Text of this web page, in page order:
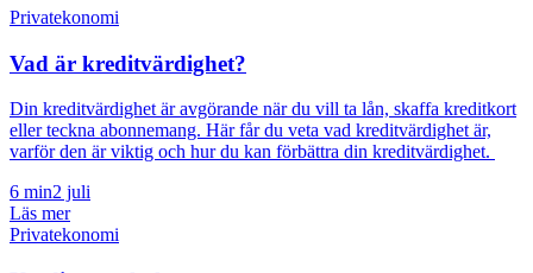
Privatekonomi
Vad är kreditvärdighet?
Din kreditvärdighet är avgörande när du vill ta lån, skaffa kreditkort
eller teckna abonnemang. Här får du veta vad kreditvärdighet är,
varför den är viktig och hur du kan förbättra din kreditvärdighet.
6 min2 juli
Läs mer
Privatekonomi